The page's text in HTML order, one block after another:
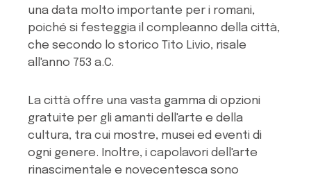
una data molto importante per i romani,
poiché si festeggia il compleanno della città,
che secondo lo storico Tito Livio, risale
all'anno 753 a.C.
La città offre una vasta gamma di opzioni
gratuite per gli amanti dell'arte e della
cultura, tra cui mostre, musei ed eventi di
ogni genere. Inoltre, i capolavori dell'arte
rinascimentale e novecentesca sono